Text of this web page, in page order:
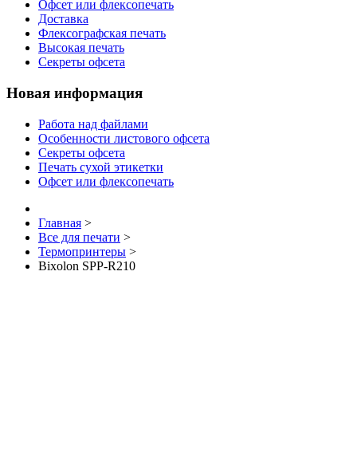
Офсет или флексопечать
Доставка
Флексографская печать
Высокая печать
Секреты офсета
Новая информация
Работа над файлами
Особенности листового офсета
Секреты офсета
Печать сухой этикетки
Офсет или флексопечать
Главная >
Все для печати >
Термопринтеры >
Bixolon SPP-R210